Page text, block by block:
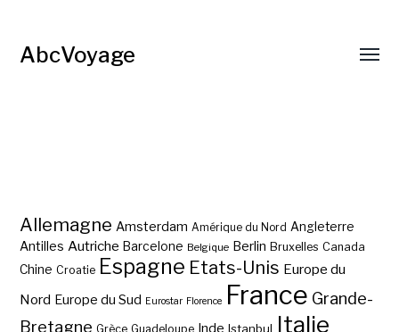
AbcVoyage
Allemagne Amsterdam Amérique du Nord Angleterre
Antilles Autriche Barcelone Belgique Berlin Bruxelles Canada
Chine Croatie Espagne Etats-Unis Europe du
Nord Europe du Sud Eurostar Florence France Grande-
Bretagne Grèce Guadeloupe Inde Istanbul Italie